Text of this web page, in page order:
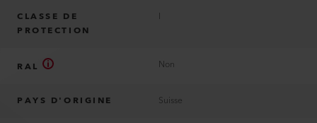
CLASSE DE
PROTECTION
I
RAL Non
PAYS D'ORIGINE Suisse